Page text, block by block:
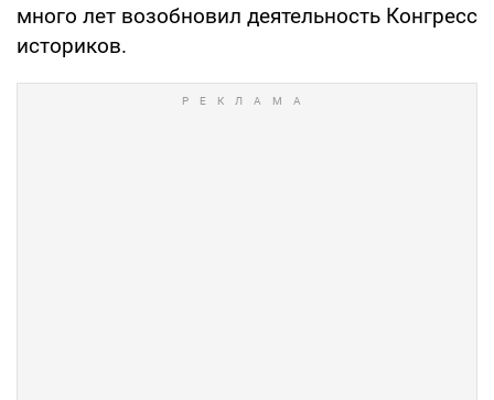
много лет возобновил деятельность Конгресс
историков.